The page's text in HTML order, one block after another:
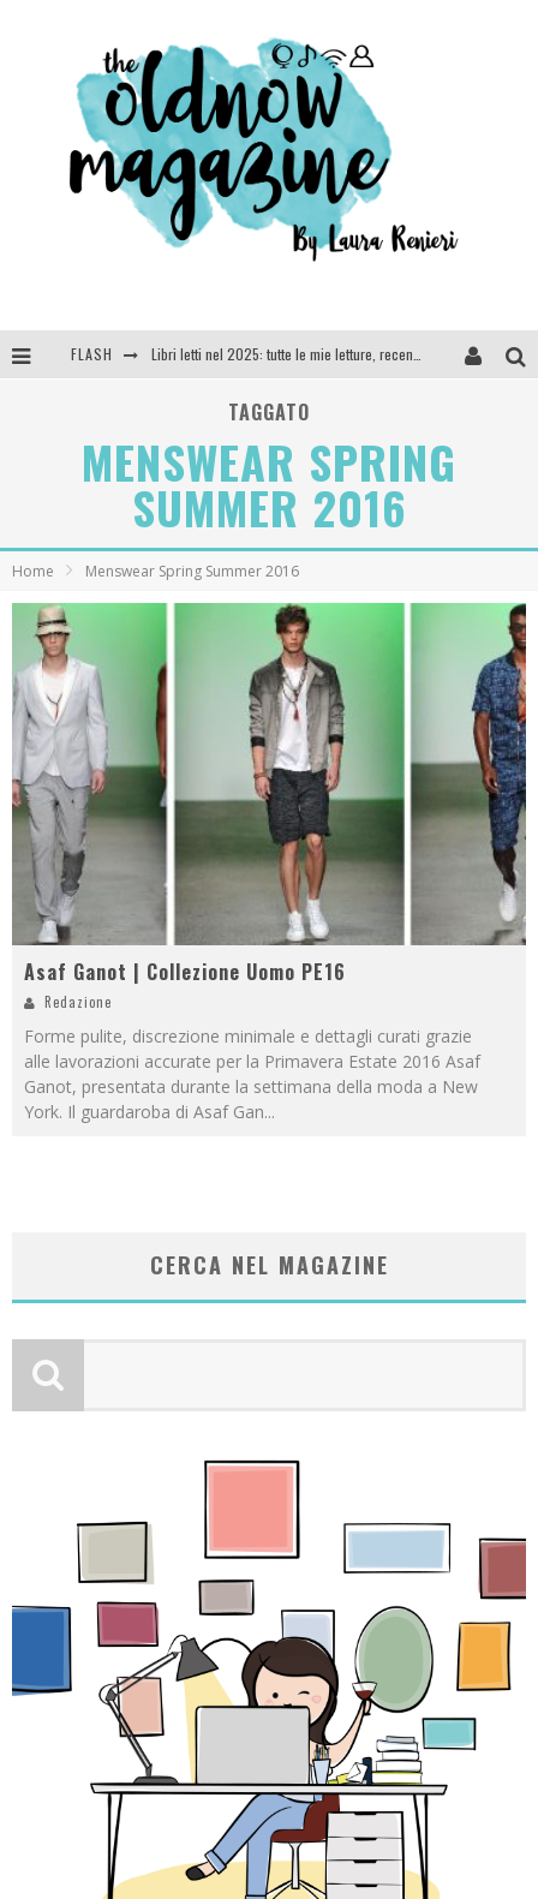
FLASH
SEE YOU AT 5 | Chanel
TAGGATO
MENSWEAR SPRING
SUMMER 2016
Home Menswear Spring Summer 2016
Asaf Ganot | Collezione Uomo PE16
Redazione
Forme pulite, discrezione minimale e dettagli curati grazie
alle lavorazioni accurate per la Primavera Estate 2016 Asaf
Ganot, presentata durante la settimana della moda a New
York. Il guardaroba di Asaf Gan...
CERCA NEL MAGAZINE